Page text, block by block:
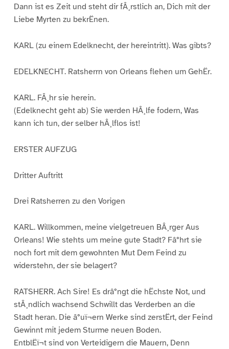
Dann ist es Zeit und steht dir fÂ¸rstlich an, Dich mit der
Liebe Myrten zu bekrËnen.
KARL (zu einem Edelknecht, der hereintritt). Was gibts?
EDELKNECHT. Ratsherrn von Orleans flehen um GehËr.
KARL. FÂ¸hr sie herein.
(Edelknecht geht ab) Sie werden HÂ¸lfe fodern, Was
kann ich tun, der selber hÂ¸lflos ist!
ERSTER AUFZUG
Dritter Auftritt
Drei Ratsherren zu den Vorigen
KARL. Willkommen, meine vielgetreuen BÂ¸rger Aus
Orleans! Wie stehts um meine gute Stadt? Fâ°hrt sie
noch fort mit dem gewohnten Mut Dem Feind zu
widerstehn, der sie belagert?
RATSHERR. Ach Sire! Es drâ°ngt die hËchste Not, und
stÂ¸ndlich wachsend Schwillt das Verderben an die
Stadt heran. Die â°uï¬ern Werke sind zerstËrt, der Feind
Gewinnt mit jedem Sturme neuen Boden.
EntblËï¬t sind von Verteidigern die Mauern, Denn